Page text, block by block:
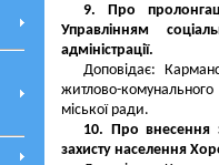
9. Про
Управлінням
адміністрації.
Доповідає:
житлово-
міської ради.
10. Про внесення
захисту населення